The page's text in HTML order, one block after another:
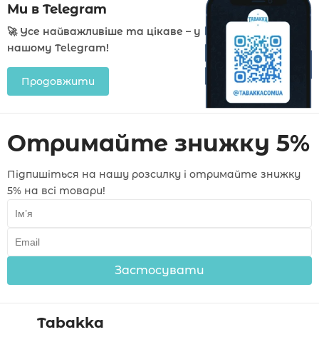
Ми в Telegram
🚀 Усе найважливіше та цікаве – у
нашому Telegram!
Продовжити
Отримайте знижку 5%
Підпишіться на нашу розсилку і отримайте знижку
5% на всі товари!
Застосувати
Tabakka